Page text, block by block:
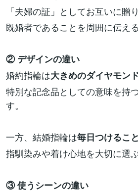
「夫婦の証」としてお互いに贈
既婚者であることを周囲に伝え
② デザインの違い
婚約指輪は大きめのダイヤモン
特別な記念品としての意味を持
す。
一方、結婚指輪は毎日つけるこ
指馴染みや着け心地を大切に選
③ 使うシーンの違い